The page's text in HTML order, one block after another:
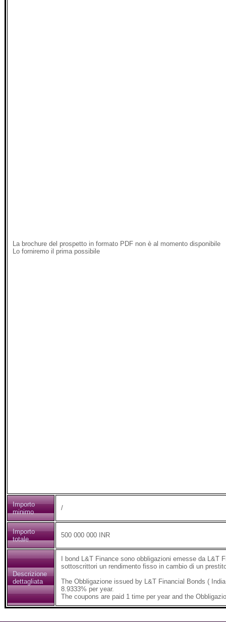
La brochure del prospetto in formato PDF non è al momento disponibile
Lo forniremo il prima possibile
Importo
minimo
/
Importo
totale
500 000 000 INR
Descrizione
dettagliata
I bond L&T Finance sono obbligazioni emesse da
sottoscrittori un rendimento fisso in cambio di un
The Obbligazione issued by L&T Financial Bonds (
8.9333% per year.
The coupons are paid 1 time per year and the